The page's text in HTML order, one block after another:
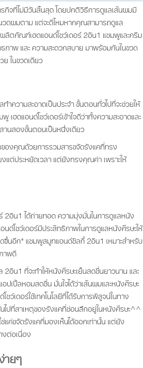
กิจที่ไม่มีวันสิ้นสุด โดยปกติวิธีการดูแลเส้นผมมี
ดผมตาม แต่จะดีไหมหากคุณสามารถดูแล
ตภัณฑ์เฮดแอนด์โชว์เดอร์ 2อิน1 แชมพูและครีม
ภาพ และ ความสะดวกสบาย มาพร้อมกันในขวด
ในขวดเดียว
วามสะอาดเป็นประจำ ขั้นตอนทั่วไปที่จะช่วยให้
ดแอนด์โชว์เดอร์เข้าใจดีว่าทั้งความสะอาดและ
นสองขั้นตอนเป็นหนึ่งเดียว
งคุณด้วยการรวมสารขจัดรังแคที่ทรง
แต่ประหยัดเวลา แต่ยังทรงคุณค่า เพราะให้
อิน1 ได้ถ่ายทอด ความมุ่งมั่นในการดูแลหนัง
ด์โชว์เดอร์มีประสิทธิภาพในการดูแลหนังศีรษะให้
ขึ้นอีก* แชมพูสมูทแอนด์ซิลกี้ 2อิน1 เหมาะสำหรับ
าพดี
อิน1 ที่จะทำให้หนังศีรษะเย็นสดชื่นยาวนาน และ
เปิ้ลหอมสดชื่น มั่นใจได้ว่าเส้นผมและหนังศีรษะ
เดอร์ใช้เทคโนโลยีที่ได้รับการพิสูจน์ในทาง
ไปที่สาเหตุของรังแคที่ซ่อนลึกอยู่ในหนังศีรษะ^^
ค่ขจัดรังแคที่มองเห็นได้ออกเท่านั้น แต่ยัง
ต่อเนื่อง
ายๆ